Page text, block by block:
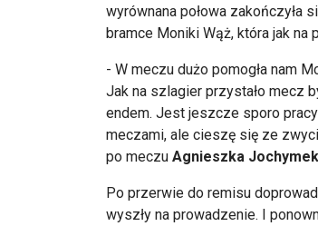
wyrównana połowa zakończyła
bramce Moniki Wąż, która jak na
- W meczu dużo pomogła nam
Jak na szlagier przystało mecz
endem. Jest jeszcze sporo
meczami, ale cieszę się ze
po meczu Agnieszka Jochymek
Po przerwie do remisu
wyszły na prowadzenie. I